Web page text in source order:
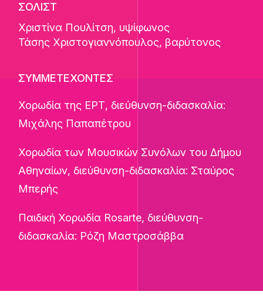
ΣΟΛΙΣΤ
Χριστίνα Πουλίτση, υψίφωνος
Τάσης Χριστογιαννόπουλος, βαρύτονος
ΣΥΜΜΕΤΕΧΟΝΤΕΣ
Χορωδία της ΕΡΤ, διεύθυνση-διδασκαλία:
Μιχάλης Παπαπέτρου
Χορωδία των Μουσικών Συνόλων του Δήμου
Αθηναίων, διεύθυνση-διδασκαλία: Σταύρος
Μπερής
Παιδική Χορωδία Rosarte, διεύθυνση-
διδασκαλία: Ρόζη Μαστροσάββα